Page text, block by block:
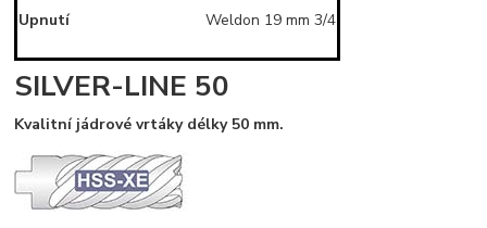
Upnutí
Weldon 19 mm 3/4
SILVER-LINE 50
Kvalitní jádrové vrtáky délky 50 mm.